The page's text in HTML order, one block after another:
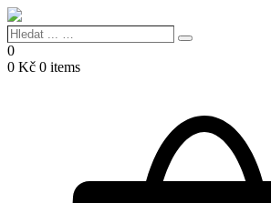
Hledat
...
…
Search
0
0 Kč 0 items